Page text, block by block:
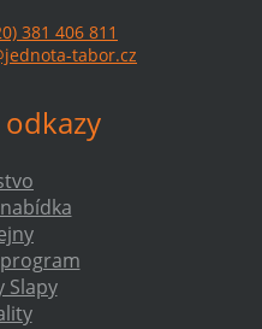
381 406 811
tabor.cz
Slapy